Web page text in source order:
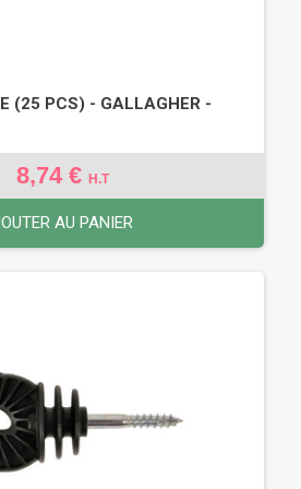
(25 PCS) - GALLAGHER -
8,74 € H.T
AU PANIER